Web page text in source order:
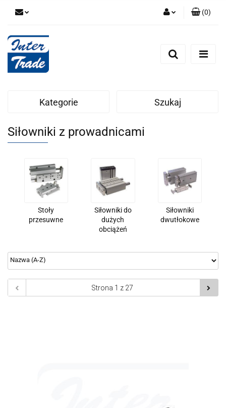
Zarejestruj się
(0)
Kategorie Szukaj
Siłowniki z prowadnicami
Stoły
przesuwne
Siłowniki do
dużych
obciążeń
Siłowniki
dwutłokowe